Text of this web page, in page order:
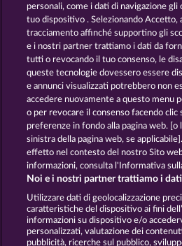
JUICY JESTER
Termini e
Informativa sulla
Società FAQ
Invia richiesta
personali, come i dati di navigazione
tuo dispositivo . Selezionando Accetto,
tracciamento affinché supportino gli
e i nostri partner trattiamo i dati da
tutti o revocando il tuo consenso, le
queste tecnologie dovessero essere
e annunci visualizzati potrebbero non
accedere nuovamente a questo menu
o per revocare il consenso facendo clic
preferenze in fondo alla pagina web. [o
sinistra della pagina web, se
effetto nel contesto del nostro Sito
informazioni, consulta l'Informativa
Noi e i nostri partner trattiamo i
Utilizzare dati di geolocalizzazione
caratteristiche del dispositivo ai fini
informazioni su dispositivo e/o
personalizzati, valutazione dei
pubblicità, ricerche sul pubblico,